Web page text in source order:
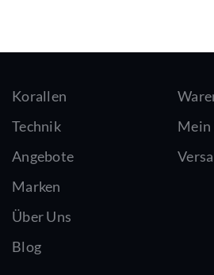
Korallen
Technik
Angebote
Marken
Über Uns
Blog